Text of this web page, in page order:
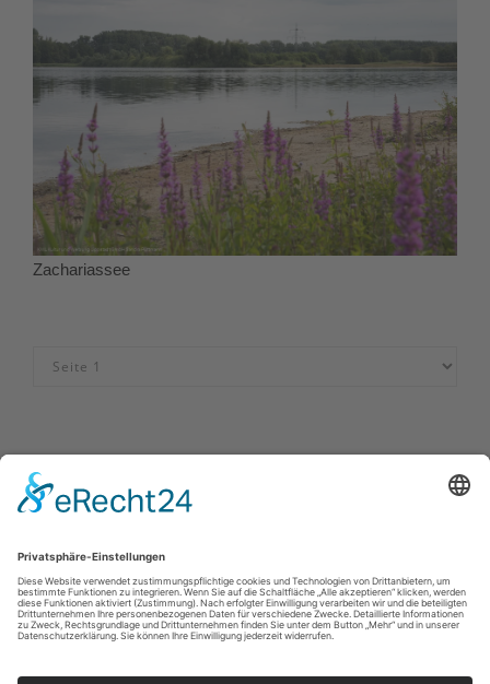
Zachariassee
Impressum|Datenschutz|Kontakt|Partner und Netzwerke|Karriere